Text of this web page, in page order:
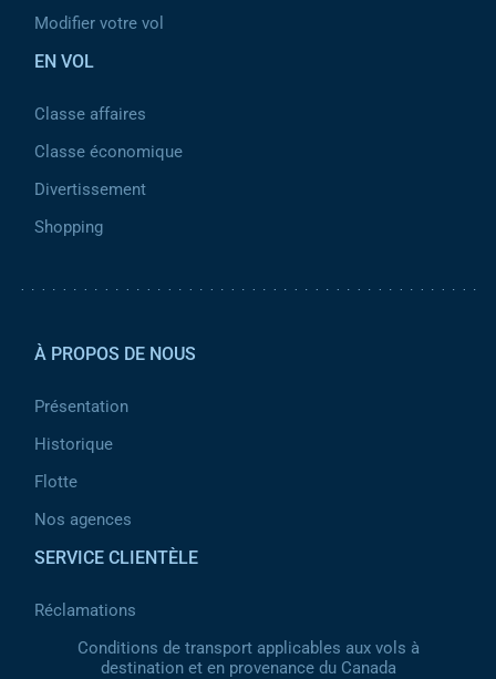
Modifier votre vol
EN VOL
Classe affaires
Classe économique
Divertissement
Shopping
À PROPOS DE NOUS
Présentation
Historique
Flotte
Nos agences
SERVICE CLIENTÈLE
Réclamations
Conditions de transport applicables aux vols à
destination et en provenance du Canada